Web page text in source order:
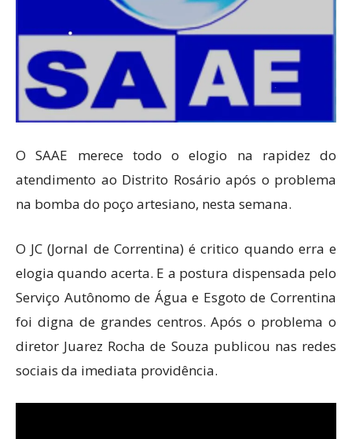
O SAAE merece todo o elogio na rapidez do
atendimento ao Distrito Rosário após o problema
na bomba do poço artesiano, nesta semana.
O JC (Jornal de Correntina) é critico quando erra e
elogia quando acerta. E a postura dispensada pelo
Serviço Autônomo de Água e Esgoto de Correntina
foi digna de grandes centros. Após o problema o
diretor Juarez Rocha de Souza publicou nas redes
sociais da imediata providência.